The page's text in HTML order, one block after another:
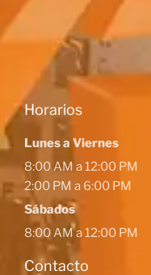
Horarios
Lunes a Viernes
8:00 AM a 12:00 PM
2:00 PM a 6:00 PM
Sábados
8:00 AM a 12:00 PM
Contacto